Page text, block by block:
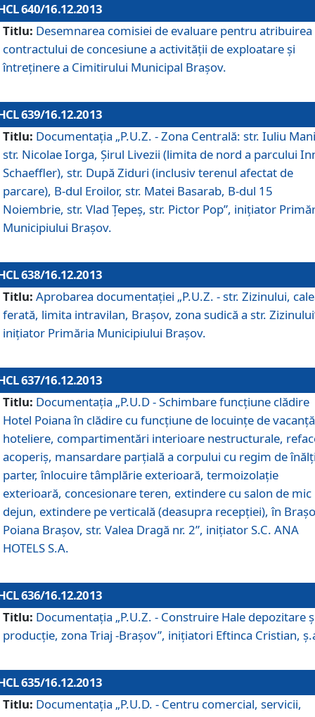
640/16.12.2013
Titlu: Desemnarea comisiei de evaluare pentru atribuirea
contractului de concesiune a activităţii de exploatare şi
întreţinere a Cimitirului Municipal Braşov.
639/16.12.2013
Titlu: Documentaţia „P.U.Z. - Zona Centrală: str. Iuliu
str. Nicolae Iorga, Şirul Livezii (limita de nord a parcului
Schaeffler), str. După Ziduri (inclusiv terenul afectat de
parcare), B-dul Eroilor, str. Matei Basarab, B-dul 15
Noiembrie, str. Vlad Ţepeş, str. Pictor Pop”, iniţiator
Municipiului Braşov.
638/16.12.2013
Titlu: Aprobarea documentaţiei „P.U.Z. - str. Zizinului,
ferată, limita intravilan, Braşov, zona sudică a str.
iniţiator Primăria Municipiului Braşov.
637/16.12.2013
Titlu: Documentaţia „P.U.D - Schimbare funcţiune clădire
Hotel Poiana în clădire cu funcţiune de locuinţe de
hoteliere, compartimentări interioare nestructurale,
acoperiş, mansardare parţială a corpului cu regim de
parter, înlocuire tâmplărie exterioară, termoizolaţie
exterioară, concesionare teren, extindere cu salon de mic
dejun, extindere pe verticală (deasupra recepţiei), în
Poiana Braşov, str. Valea Dragă nr. 2”, iniţiator S.C. ANA
HOTELS S.A.
636/16.12.2013
Titlu: Documentaţia „P.U.Z. - Construire Hale depozitare
producţie, zona Triaj -Braşov”, iniţiatori Eftinca Cristian,
635/16.12.2013
Titlu: Documentaţia „P.U.D. - Centru comercial, servicii,